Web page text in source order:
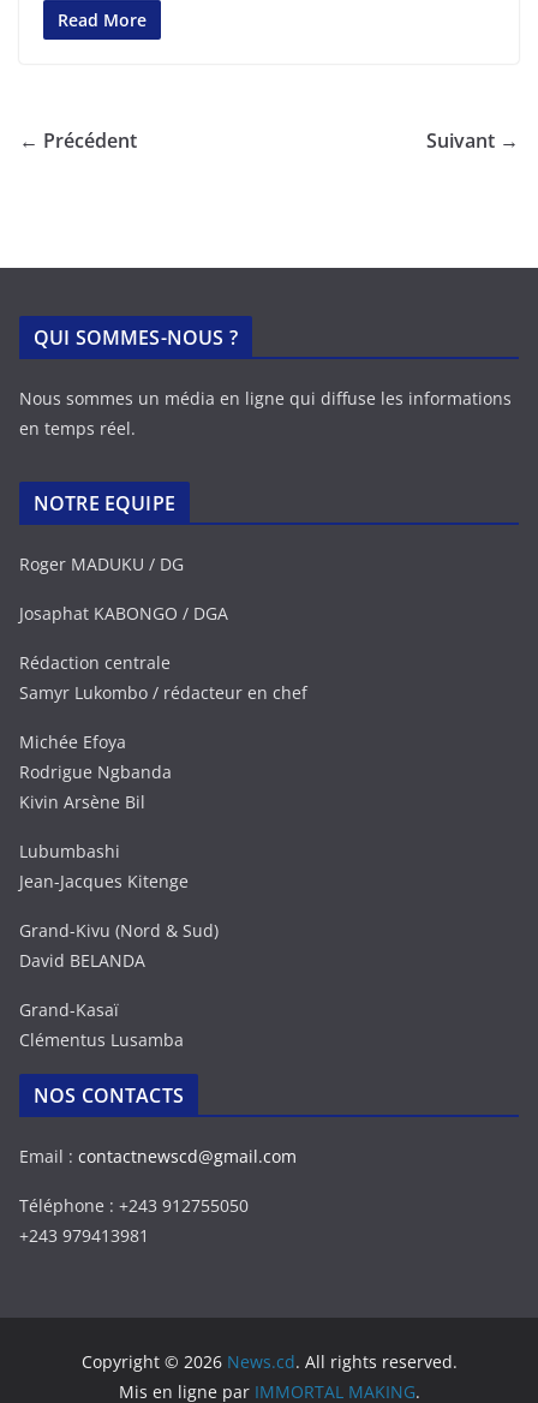
Read More
← Précédent Suivant →
QUI SOMMES-NOUS ?
Nous sommes un média en ligne qui diffuse les informations
en temps réel.
NOTRE EQUIPE
Roger MADUKU / DG
Josaphat KABONGO / DGA
Rédaction centrale
Samyr Lukombo / rédacteur en chef
Michée Efoya
Rodrigue Ngbanda
Kivin Arsène Bil
Lubumbashi
Jean-Jacques Kitenge
Grand-Kivu (Nord & Sud)
David BELANDA
Grand-Kasaï
Clémentus Lusamba
NOS CONTACTS
Email : contactnewscd@gmail.com
Téléphone : +243 912755050
+243 979413981
Copyright © 2026 News.cd. All rights reserved.
Mis en ligne par IMMORTAL MAKING.